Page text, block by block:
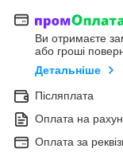
Ви отримаєте
або гроші
Детальніше
Післяплата
Оплата на
Оплата за